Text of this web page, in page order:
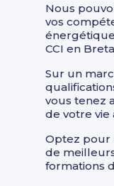
Nous
vos
CCI en
Sur un
vous tenez
de votre vie
Optez pour
de
formations